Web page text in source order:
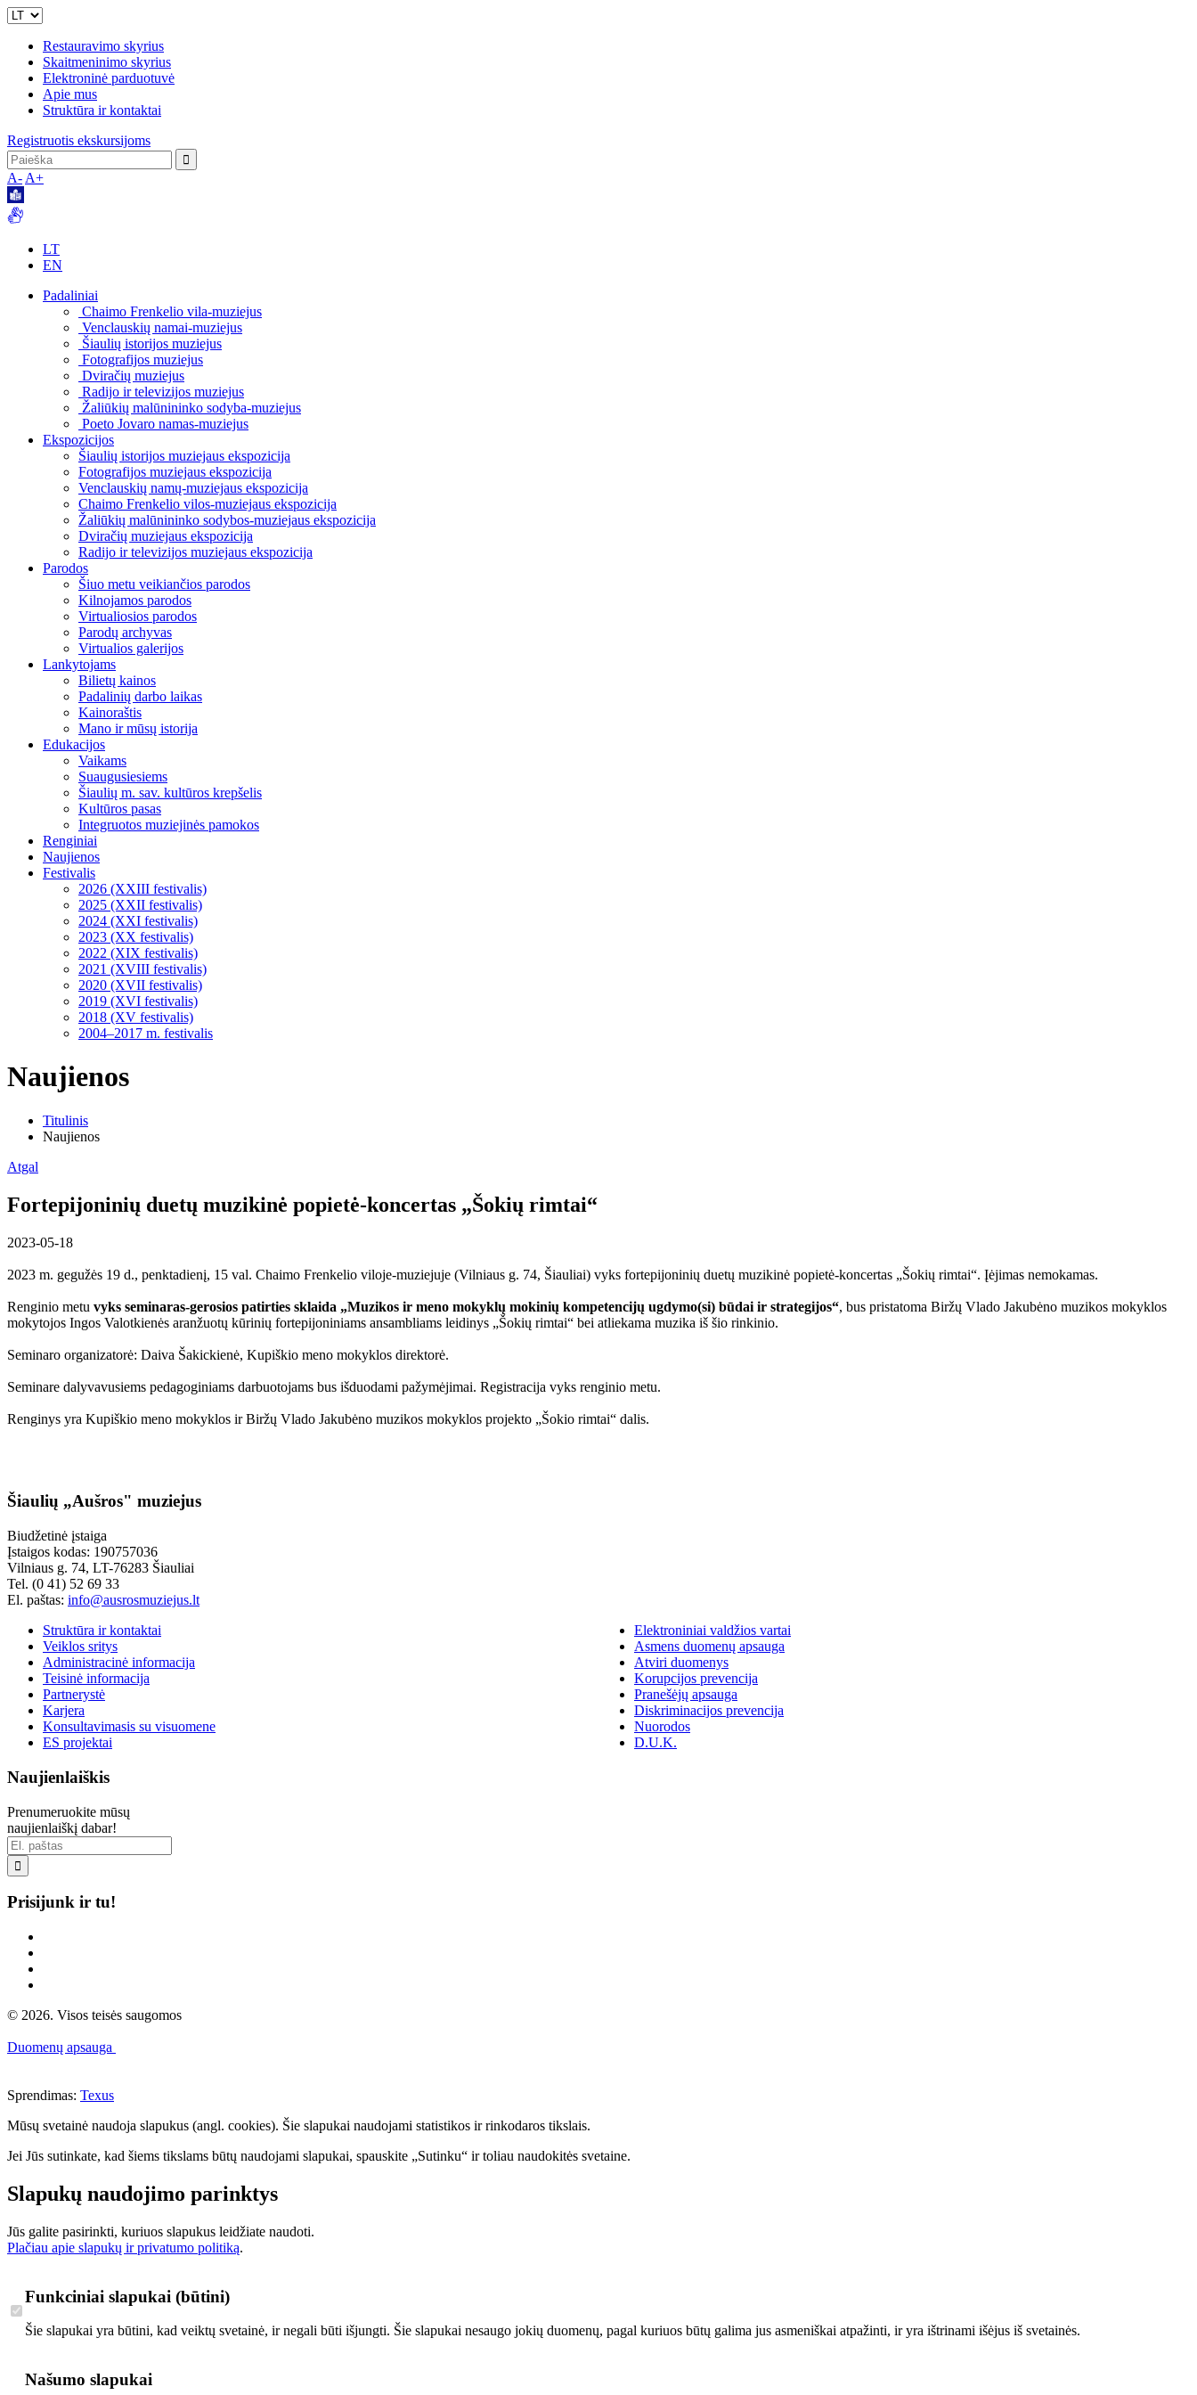
Restauravimo skyrius
Skaitmeninimo skyrius
Elektroninė parduotuvė
Apie mus
Struktūra ir kontaktai
Registruotis ekskursijoms
A- A+
LT
EN
Padaliniai
Chaimo Frenkelio vila-muziejus
Venclauskių namai-muziejus
Šiaulių istorijos muziejus
Fotografijos muziejus
Dviračių muziejus
Radijo ir televizijos muziejus
Žaliūkių malūnininko sodyba-muziejus
Poeto Jovaro namas-muziejus
Ekspozicijos
Šiaulių istorijos muziejaus ekspozicija
Fotografijos muziejaus ekspozicija
Venclauskių namų-muziejaus ekspozicija
Chaimo Frenkelio vilos-muziejaus ekspozicija
Žaliūkių malūnininko sodybos-muziejaus ekspozicija
Dviračių muziejaus ekspozicija
Radijo ir televizijos muziejaus ekspozicija
Parodos
Šiuo metu veikiančios parodos
Kilnojamos parodos
Virtualiosios parodos
Parodų archyvas
Virtualios galerijos
Lankytojams
Bilietų kainos
Padalinių darbo laikas
Kainoraštis
Mano ir mūsų istorija
Edukacijos
Vaikams
Suaugusiesiems
Šiaulių m. sav. kultūros krepšelis
Kultūros pasas
Integruotos muziejinės pamokos
Renginiai
Naujienos
Festivalis
2026 (XXIII festivalis)
2025 (XXII festivalis)
2024 (XXI festivalis)
2023 (XX festivalis)
2022 (XIX festivalis)
2021 (XVIII festivalis)
2020 (XVII festivalis)
2019 (XVI festivalis)
2018 (XV festivalis)
2004–2017 m. festivalis
Naujienos
Titulinis
Naujienos
Atgal
Fortepijoninių duetų muzikinė popietė-koncertas „Šokių rimtai“
2023-05-18
2023 m. gegužės 19 d., penktadienį, 15 val. Chaimo Frenkelio viloje-muziejuje (Vilniaus g. 74, Šiauliai) vyks fortepijoninių duetų muzikinė popietė-koncertas „Šokių rimtai“. Įėjimas nemokamas.
Renginio metu vyks seminaras-gerosios patirties sklaida „Muzikos ir meno mokyklų mokinių kompetencijų ugdymo(si) būdai ir strategijos“, bus pristatoma Biržų Vlado Jakubėno muzikos mokyklos
mokytojos Ingos Valotkienės aranžuotų kūrinių fortepijoniniams ansambliams leidinys „Šokių rimtai“ bei atliekama muzika iš šio rinkinio.
Seminaro organizatorė: Daiva Šakickienė, Kupiškio meno mokyklos direktorė.
Seminare dalyvavusiems pedagoginiams darbuotojams bus išduodami pažymėjimai. Registracija vyks renginio metu.
Renginys yra Kupiškio meno mokyklos ir Biržų Vlado Jakubėno muzikos mokyklos projekto „Šokio rimtai“ dalis.
Šiaulių „Aušros" muziejus
Biudžetinė įstaiga
Įstaigos kodas: 190757036
Vilniaus g. 74, LT-76283 Šiauliai
Tel. (0 41) 52 69 33
El. paštas: info@ausrosmuziejus.lt
Struktūra ir kontaktai
Veiklos sritys
Administracinė informacija
Teisinė informacija
Partnerystė
Karjera
Konsultavimasis su visuomene
ES projektai
Elektroniniai valdžios vartai
Asmens duomenų apsauga
Atviri duomenys
Korupcijos prevencija
Pranešėjų apsauga
Diskriminacijos prevencija
Nuorodos
D.U.K.
Naujienlaiškis
Prenumeruokite mūsų
naujienlaiškį dabar!

Prisijunk ir tu!
© 2026. Visos teisės saugomos
Duomenų apsauga
Sprendimas: Texus
Mūsų svetainė naudoja slapukus (angl. cookies). Šie slapukai naudojami statistikos ir rinkodaros tikslais.
Jei Jūs sutinkate, kad šiems tikslams būtų naudojami slapukai, spauskite „Sutinku“ ir toliau naudokitės svetaine.
Slapukų naudojimo parinktys
Jūs galite pasirinkti, kuriuos slapukus leidžiate naudoti.
Plačiau apie slapukų ir privatumo politiką.
Funkciniai slapukai (būtini)
Šie slapukai yra būtini, kad veiktų svetainė, ir negali būti išjungti. Šie slapukai nesaugo jokių duomenų, pagal kuriuos būtų galima jus asmeniškai atpažinti, ir yra ištrinami išėjus iš svetainės.
Našumo slapukai